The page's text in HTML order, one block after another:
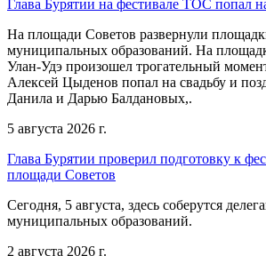
Глава Бурятии на фестивале ТОС попал
На площади Советов развернули
муниципальных образований. На
Улан-Удэ произошел трогательный
Алексей Цыденов попал на свадьбу и
Данила и Дарью Балдановых,.
5 августа 2026 г.
Глава Бурятии проверил подготовку к
площади Советов
Сегодня, 5 августа, здесь соберутся
муниципальных образований.
2 августа 2026 г.